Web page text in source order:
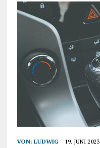
VON: LUDWIG 19. JUNI 2023